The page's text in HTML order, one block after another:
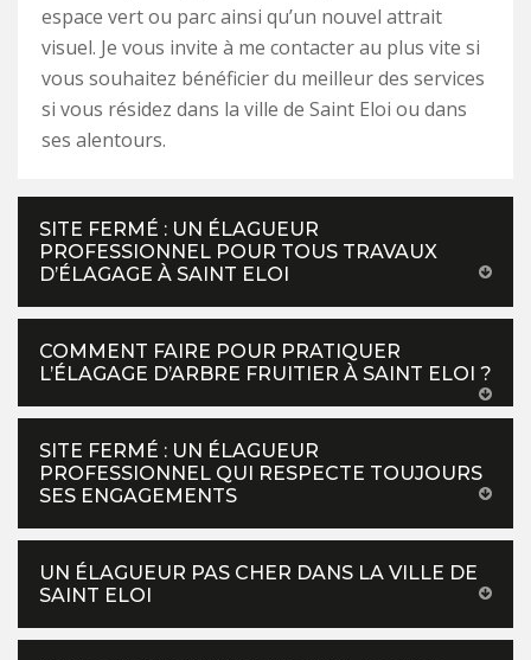
espace vert ou parc ainsi qu’un nouvel attrait
visuel. Je vous invite à me contacter au plus vite si
vous souhaitez bénéficier du meilleur des services
si vous résidez dans la ville de Saint Eloi ou dans
ses alentours.
SITE FERMÉ : UN ÉLAGUEUR
PROFESSIONNEL POUR TOUS TRAVAUX
D’ÉLAGAGE À SAINT ELOI
COMMENT FAIRE POUR PRATIQUER
L’ÉLAGAGE D’ARBRE FRUITIER À SAINT ELOI ?
SITE FERMÉ : UN ÉLAGUEUR
PROFESSIONNEL QUI RESPECTE TOUJOURS
SES ENGAGEMENTS
UN ÉLAGUEUR PAS CHER DANS LA VILLE DE
SAINT ELOI